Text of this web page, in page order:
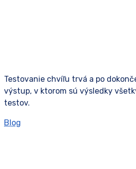
Testovanie chvíľu trvá a po
výstup, v ktorom sú výsledky
testov.
Blog